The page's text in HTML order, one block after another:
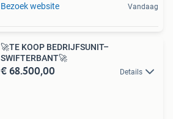
Bezoek website Vandaag
🚀TE KOOP BEDRIJFSUNIT–
SWIFTERBANT🚀
€ 68.500,00 Details